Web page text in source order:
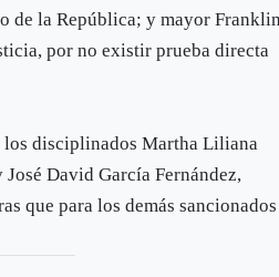
de la República; y mayor Franklin
por no existir prueba directa
los disciplinados Martha Liliana
David García Fernández,
que para los demás sancionados